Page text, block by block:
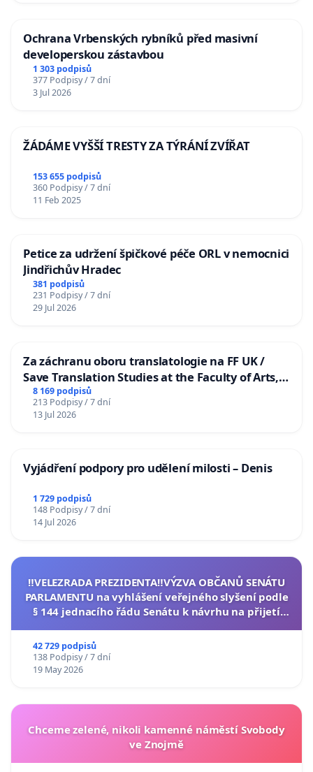
Ochrana Vrbenských rybníků před masivní
developerskou zástavbou
1 303 podpisů
377 Podpisy / 7 dní
3 Jul 2026
ŽÁDÁME VYŠŠÍ TRESTY ZA TÝRÁNÍ ZVÍŘAT
153 655 podpisů
360 Podpisy / 7 dní
11 Feb 2025
Petice za udržení špičkové péče ORL v nemocnici
Jindřichův Hradec
381 podpisů
231 Podpisy / 7 dní
29 Jul 2026
Za záchranu oboru translatologie na FF UK /
Save Translation Studies at the Faculty of Arts,
Charles University
8 169 podpisů
213 Podpisy / 7 dní
13 Jul 2026
Vyjádření podpory pro udělení milosti – Denis
1 729 podpisů
148 Podpisy / 7 dní
14 Jul 2026
‼️VELEZRADA PREZIDENTA‼️VÝZVA OBČANŮ SENÁTU
PARLAMENTU na vyhlášení veřejného slyšení podle
§ 144 jednacího řádu Senátu k návrhu na přijetí
42 729 podpisů
138 Podpisy / 7 dní
19 May 2026
Chceme zelené, nikoli kamenné náměstí Svobody
ve Znojmě